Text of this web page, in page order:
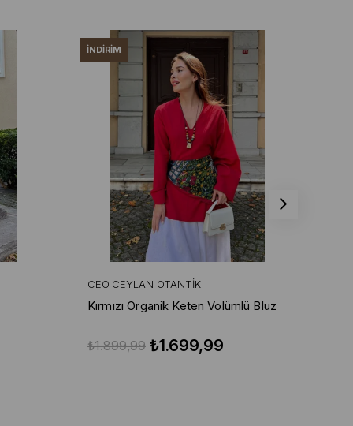
CEO CEYLAN OTANTIK
Kırmızı Organik Keten Volümlü Bluz
₺1.699,99
₺1.899,99
İNDIRIM